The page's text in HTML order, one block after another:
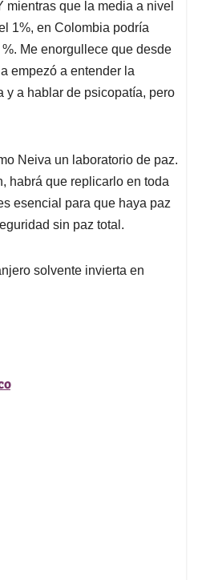
mientras que la media a nivel
1%, en Colombia podría
Me enorgullece que desde
empezó a entender la
y a hablar de psicopatía, pero
Neiva un laboratorio de paz.
habrá que replicarlo en toda
esencial para que haya paz
sin paz total.
solvente invierta en